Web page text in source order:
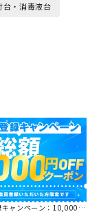
台・消毒液台
ン：10,000円OFFクーポン進呈中！